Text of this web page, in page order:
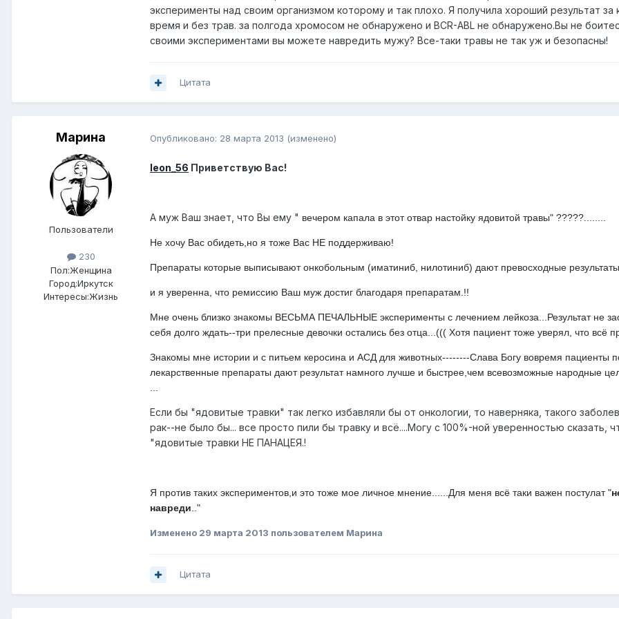
эксперименты над своим организмом которому и так плохо. Я получила хороший результат за
время и без трав. за полгода хромосом не обнаружено и BCR-ABL не обнаружено.Вы не
своими экспериментами вы можете навредить мужу? Все-таки травы не так уж и безопасны!
Цитата
Марина
Пользователи
230
Пол:Женщина
Город:Иркутск
Интересы:Жизнь
Опубликовано: 28 марта 2013 (изменено)
leon_56 Приветствую Вас!
А муж Ваш знает, что Вы ему " вечером капала в этот отвар настойку ядовитой травы" ?????........
Не хочу Вас обидеть,но я тоже Вас НЕ поддерживаю!
Препараты которые выписывают онкобольным (иматиниб, нилотиниб) дают превосходные
и я уверенна, что ремиссию Ваш муж достиг благодаря препаратам.!!
Мне очень близко знакомы ВЕСЬМА ПЕЧАЛЬНЫЕ эксперименты с лечением лейкоза...Результат не
себя долго ждать--три прелесные девочки остались без отца...((( Хотя пациент тоже уверял, что всё
Знакомы мне истории и с питьем керосина и АСД для животных--------Слава Богу вовремя пациенты
лекарственные препараты дают результат намного лучше и быстрее,чем всевозможные народные
...
Если бы "ядовитые травки" так легко избавляли бы от онкологии, то наверняка, такого
рак--не было бы... все просто пили бы травку и всё....Могу с 100%-ной уверенностью сказать,
"ядовитые травки НЕ ПАНАЦЕЯ.!
Я против таких экспериментов,и это тоже мое личное мнение......Для меня всё таки важен постулат "
навреди.."
Изменено 29 марта 2013 пользователем Марина
Цитата